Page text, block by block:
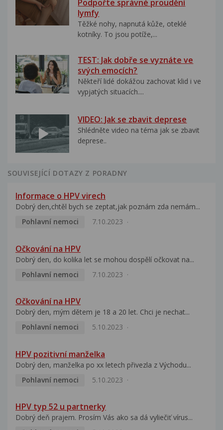
Podpořte správné proudění
lymfy
Těžké nohy, napnutá kůže, oteklé
kotníky. To jsou potíže,...
TEST: Jak dobře se vyznáte ve
svých emocích?
Někteří lidé dokážou zachovat klid i ve
vypjatých situacích....
VIDEO: Jak se zbavit deprese
Shlédněte video na téma jak se zbavit
deprese..
SOUVISEJÍCÍ DOTAZY Z PORADNY
Informace o HPV virech
Dobrý den,chtěl bych se zeptat,jak poznám zda nemám...
Pohlavní nemoci
7.10.2023
Očkování na HPV
Dobrý den, do kolika let se mohou dospělí očkovat na...
Pohlavní nemoci
7.10.2023
Očkování na HPV
Dobrý den, mým dětem je 18 a 20 let. Chci je nechat...
Pohlavní nemoci
5.10.2023
HPV pozitivní manželka
Dobrý den, manželka po xx letech přivezla z Východu...
Pohlavní nemoci
5.10.2023
HPV typ 52 u partnerky
Dobrý deň prajem. Prosím Vás ako sa dá vyliečiť vírus...